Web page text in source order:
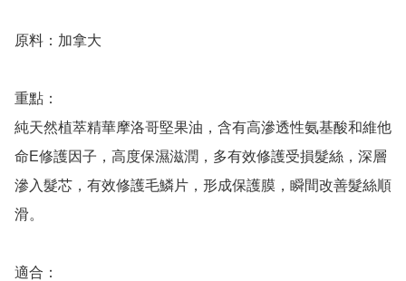
原料：加拿大
重點：
純天然植萃精華摩洛哥堅果油，含有高滲透性氨基酸和維他
命E修護因子，高度保濕滋潤，多有效修護受損髮絲，深層
滲入髮芯，有效修護毛鱗片，形成保護膜，瞬間改善髮絲順
滑。
適合：